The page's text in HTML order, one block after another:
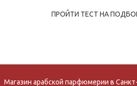
ПРОЙТИ ТЕСТ НА
Магазин арабской парфюмерии в